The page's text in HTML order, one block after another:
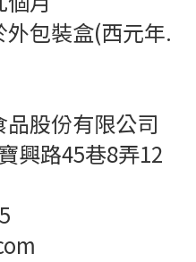
包裝盒(西元年.
股份有限公司
興路45巷8弄12